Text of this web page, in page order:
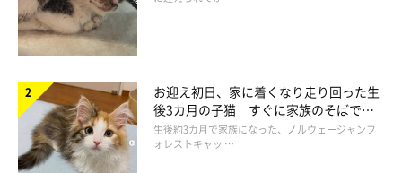
お迎え初日、家に着くなり走り回った生
後3カ月の子猫 すぐに家族のそばで落
ち着く姿に「迎えてよかった」
生後約3カ月で家族になった、ノルウェージャンフ
ォレストキャッ …